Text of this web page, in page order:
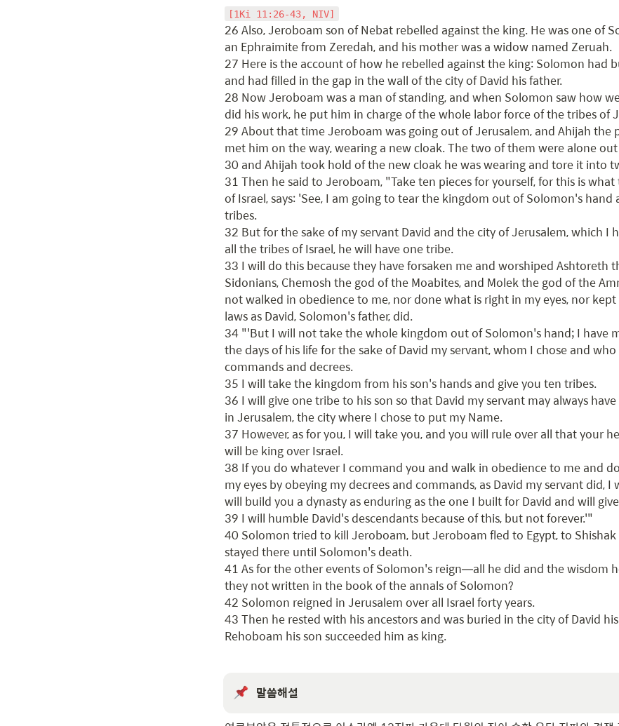
[1Ki 11:26-43, NIV]
26 Also, Jeroboam son of Nebat rebelled against the king. He was one of
an Ephraimite from Zeredah, and his mother was a widow named Zeruah.
27 Here is the account of how he rebelled against the king: Solomon had
and had filled in the gap in the wall of the city of David his father.
28 Now Jeroboam was a man of standing, and when Solomon saw how
did his work, he put him in charge of the whole labor force of the tribes of
29 About that time Jeroboam was going out of Jerusalem, and Ahijah the
met him on the way, wearing a new cloak. The two of them were alone
30 and Ahijah took hold of the new cloak he was wearing and tore it into
31 Then he said to Jeroboam, "Take ten pieces for yourself, for this is what
of Israel, says: 'See, I am going to tear the kingdom out of Solomon's hand
tribes.
32 But for the sake of my servant David and the city of Jerusalem, which I
all the tribes of Israel, he will have one tribe.
33 I will do this because they have forsaken me and worshiped Ashtoreth
Sidonians, Chemosh the god of the Moabites, and Molek the god of the
not walked in obedience to me, nor done what is right in my eyes, nor kept
laws as David, Solomon's father, did.
34 "'But I will not take the whole kingdom out of Solomon's hand; I have
the days of his life for the sake of David my servant, whom I chose and
commands and decrees.
35 I will take the kingdom from his son's hands and give you ten tribes.
36 I will give one tribe to his son so that David my servant may always
in Jerusalem, the city where I chose to put my Name.
37 However, as for you, I will take you, and you will rule over all that your
will be king over Israel.
38 If you do whatever I command you and walk in obedience to me and
my eyes by obeying my decrees and commands, as David my servant did, I
will build you a dynasty as enduring as the one I built for David and will
39 I will humble David's descendants because of this, but not forever.'"
40 Solomon tried to kill Jeroboam, but Jeroboam fled to Egypt, to
stayed there until Solomon's death.
41 As for the other events of Solomon's reign—all he did and the wisdom
they not written in the book of the annals of Solomon?
42 Solomon reigned in Jerusalem over all Israel forty years.
43 Then he rested with his ancestors and was buried in the city of David
Rehoboam his son succeeded him as king.
말씀해설